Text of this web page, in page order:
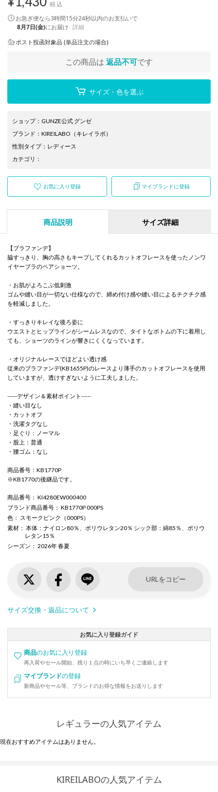
税込
お急ぎ便なら3時間15分24秒以内のお支払いで
8月7日(金)にお届け 詳細
ポスト投函対象品 (単品注文の場合)
この商品は 返品不可です
サイズ・色を選ぶ
ショップ： GUNZE公式 グンゼ
ブランド ： KIREILABO （キレイラボ）
性別タイプ： レディース
カテゴリ ：
お気に入り登録 マイブランドに登録
商品説明 サイズ詳細
【ブラファンデ】
脇すっきり、胸の高さもキープしてくれるカットオフレースを使ったノンワ
イヤーブラのペアショーツ。
・お肌がよろこぶ低刺激
ゴムや縫い目が一切ない仕様なので、締め付け感や縫い目によるチクチク感
を軽減しました。
・すっきりキレイな後ろ姿に
ウエストとヒップラインがシームレスなので、タイトなボトムの下に着用し
ても、ショーツのラインが響きにくくなっています。
・オリジナルレースでほどよい透け感
従来のブラファンデ(KB1655P)のレースより薄手のカットオフレースを使用
していますが、透けすぎないように工夫しました。
-----デザイン＆素材ポイント-----
・縫い目なし
・カットオフ
・洗濯タグなし
・足ぐり：ノーマル
・股上：普通
・腰ゴム：なし
商品番号：KB1770P
※KB1770の後継品です。
商品番号 ： KI4280EW000400
ブランド商品番号 ： KB1770P 000PS
色 ： スモークピンク（000PS）
素材 ： 本体：ナイロン80％、ポリウレタン20％ シック部：綿85％、ポリウ
レタン15％
シーズン ： 2026年 春夏
URLをコピー
サイズ交換・返品について
お気に入り登録ガイド
商品のお気に入り登録
再入荷やセール開始、残り１点の時にいち早くご連絡します
マイブランドの登録
新商品やセール等、ブランドのお得な情報をお送りします
レギュラーの人気アイテム
現在おすすめアイテムはありません。
KIREILABOの人気アイテム